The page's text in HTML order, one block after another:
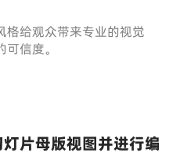
格给观众带来专业的视觉
信度。
片母版视图并进行编